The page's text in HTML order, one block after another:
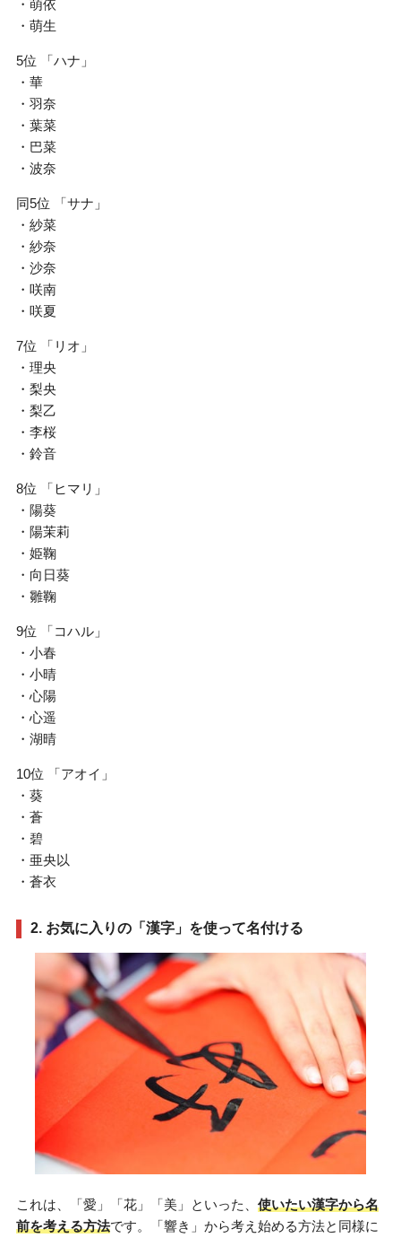
・萌依
・萌生
5位 「ハナ」
・華
・羽奈
・葉菜
・巴菜
・波奈
同5位 「サナ」
・紗菜
・紗奈
・沙奈
・咲南
・咲夏
7位 「リオ」
・理央
・梨央
・梨乙
・李桜
・鈴音
8位 「ヒマリ」
・陽葵
・陽茉莉
・姫鞠
・向日葵
・雛鞠
9位 「コハル」
・小春
・小晴
・心陽
・心遥
・湖晴
10位 「アオイ」
・葵
・蒼
・碧
・亜央以
・蒼衣
2. お気に入りの「漢字」を使って名付ける
これは、「愛」「花」「美」といった、 使いたい漢字から名
前を考える方法です。「響き」から考え始める方法と同様に